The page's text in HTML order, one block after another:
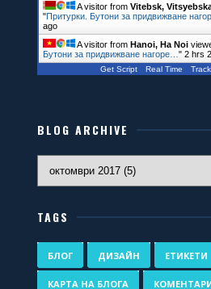
A visitor fromVitebsk,
"Притурки. Бутони за придвижване
ago
A visitor fromHanoi, Ha Noi
Бутони за придвижване нагоре…"2 hrs
Get Script Real Time
BLOG ARCHIVE
TAGS
БЛОГ ДИЗАЙН ЕТИКЕТИ
КАРТА НА БЛОГА